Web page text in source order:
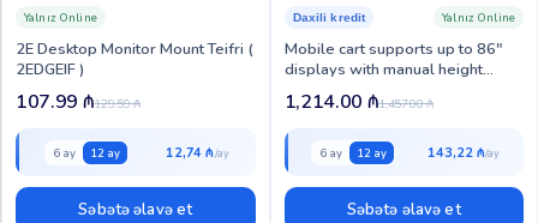
2E Desktop Monitor Mount Teifri (
2EDGEIF )
Yalnız Online
129.59₼
107.99 ₼
6 ay 12 ay 12,74 ₼
Səbətə əlavə et
Mobile cart supports up to 86″
displays with manual height
adjustment(OS-Mobile-Cart)
Daxili kredit Yalnız Online
1,457.00₼
1,214.00 ₼
6 ay 12 ay 143,22 ₼
Səbətə əlavə et